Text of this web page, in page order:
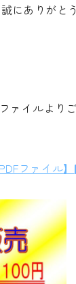
にありがと
ァイルより
ファイル】